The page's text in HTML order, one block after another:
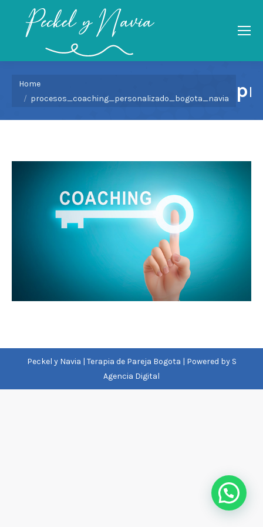
You are here:
Home
procesos_coaching_personalizado_bogota_navia
Peckel y Navia | Terapia de Pareja Bogota | Powered by S
Agencia Digital